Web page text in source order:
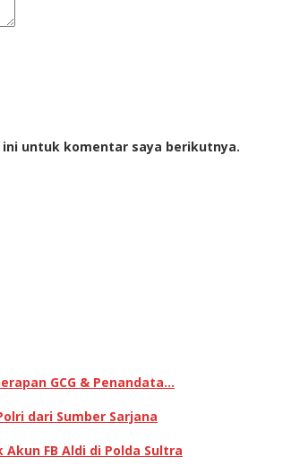
ini untuk komentar saya berikutnya.
GCG & Penandata…
dari Sumber Sarjana
FB Aldi di Polda Sultra